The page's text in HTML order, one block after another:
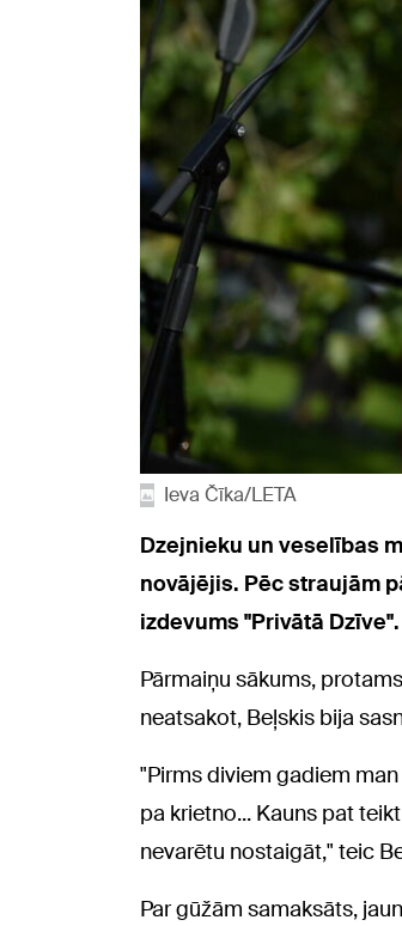
Ieva Čīka/LETA
Dzejnieku un veselības
novājējis. Pēc straujām
izdevums "Privātā Dzīve".
Pārmaiņu sākums,
neatsakot, Beļskis bija
"Pirms diviem gadiem
pa krietno... Kauns pat
nevarētu nostaigāt," teic
Par gūžām samaksāts,